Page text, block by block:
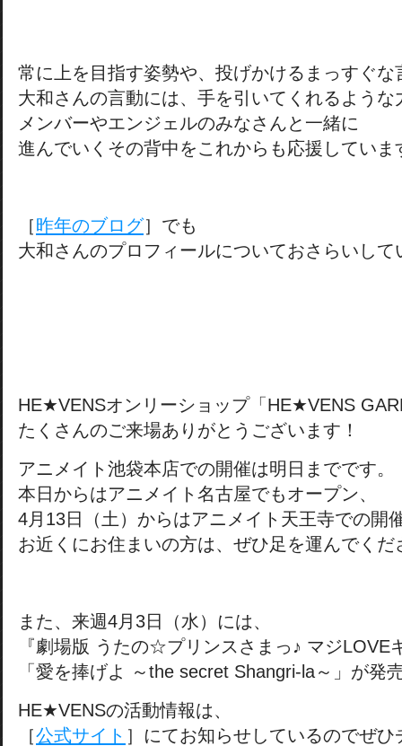
常に上を目指す姿勢や、投げかけるまっすぐな
大和さんの言動には、手を引いてくれるよう
メンバーやエンジェルのみなさんと一緒に
進んでいくその背中をこれからも応援していま
［昨年のブログ］でも
大和さんのプロフィールについておさらいして
HE★VENSオンリーショップ「HE★VENS
たくさんのご来場ありがとうございます！
アニメイト池袋本店での開催は明日までです。
本日からはアニメイト名古屋でもオープン、
4月13日（土）からはアニメイト天王寺での開
お近くにお住まいの方は、ぜひ足を運んでくだ
また、来週4月3日（水）には、
『劇場版 うたの☆プリンスさまっ♪ マジLOVE
「愛を捧げよ ～the secret Shangri-la～」が発
HE★VENSの活動情報は、
［公式サイト ］にてお知らせしているのでぜ